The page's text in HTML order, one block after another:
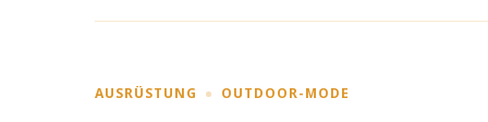
AUSRÜSTUNG OUTDOOR-MODE